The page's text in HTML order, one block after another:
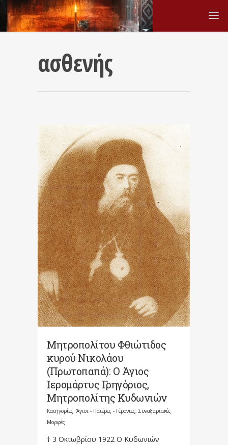
ασθενής
Μητροπολίτου Φθιώτιδος
κυρού Νικολάου
(Πρωτοπαπά): Ο Άγιος
Ιερομάρτυς Γρηγόριος,
Μητροπολίτης Κυδωνιών
Κατηγορίες: Άγιοι - Πατέρες - Γέροντες, Συναξαριακές
Μορφές
† 3 Οκτωβρίου 1922 Ο Κυδωνιών